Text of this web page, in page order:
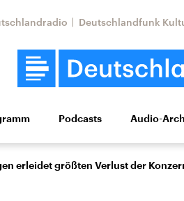
Deutschlandfunk
Wissen Kultur
Podcasts Audio-
erleidet größten Verlust der